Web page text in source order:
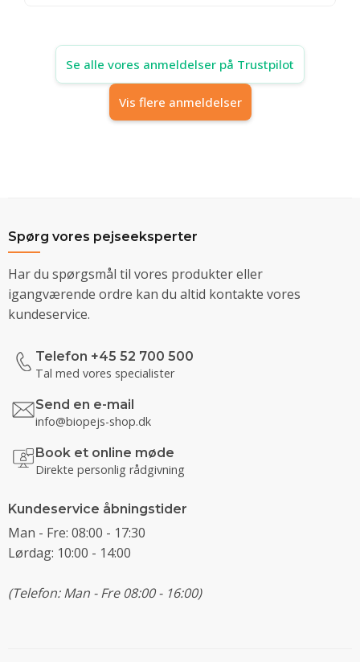
Se alle vores anmeldelser på Trustpilot
Vis flere anmeldelser
Spørg vores pejseeksperter
Har du spørgsmål til vores produkter eller
igangværende ordre kan du altid kontakte vores
kundeservice.
Telefon +45 52 700 500
Tal med vores specialister
Send en e-mail
info@biopejs-shop.dk
Book et online møde
Direkte personlig rådgivning
Kundeservice åbningstider
Man - Fre: 08:00 - 17:30
Lørdag: 10:00 - 14:00
(Telefon: Man - Fre 08:00 - 16:00)